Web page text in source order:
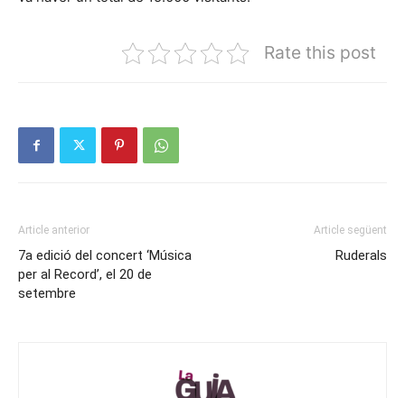
Rate this post
Article anterior
7a edició del concert ‘Música
per al Record’, el 20 de
setembre
Article següent
Ruderals